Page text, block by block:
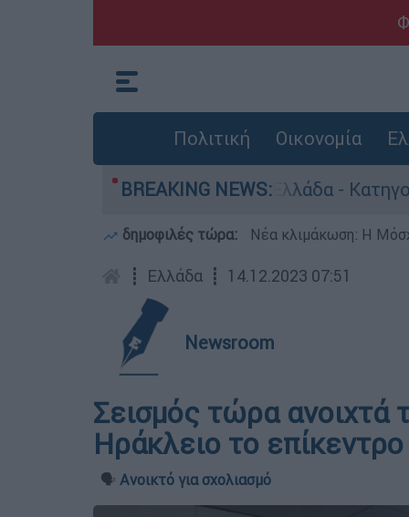
Πολιτική Οικονομία
BREAKING NEWS:
στην Ελλάδα - Κατηγορείται
δημοφιλές τώρα: Νέα κλιμάκωση: Η
┋ Ελλάδα ┋ 14.12.2023 07:51
Newsroom
Σεισμός τώρα ανοιχτά
Ηράκλειο το επίκεντρο
🗣️ Ανοικτό για σχολιασμό